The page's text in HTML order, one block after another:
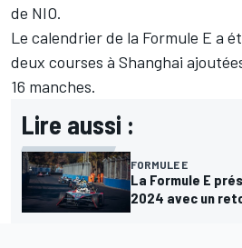
de NIO.
Le calendrier de la Formule E a
deux courses à Shanghai
16 manches.
Lire aussi :
FORMULE E
La Formule E
2024 avec un